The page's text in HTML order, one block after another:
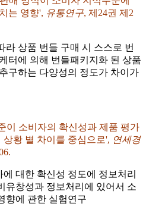
는 영향', 유통연구, 제24권 제2
라 상품 번들 구매 시 스스로 번
터에 의해 번들패키지화 된 상품
구하는 다양성의 정도가 차이가
이 소비자의 확신성과 제품 평가
황 별 차이를 중심으로', 연세경
대한 확신성 정도에 정보처리
유창성과 정보처리에 있어서 소
향에 관한 실험연구